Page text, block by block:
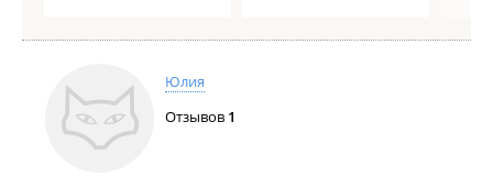
Юлия
Отзывов 1